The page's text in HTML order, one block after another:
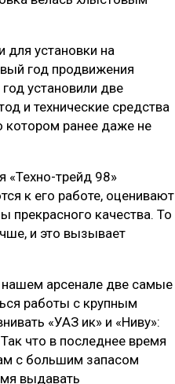
для установки на
год продвижения
установили две
и технические средства
котором ранее даже не
«Техно-трейд 98»
к его работе, оценивают
прекрасного качества. То
и это вызывает
арсенале две самые
работы с крупным
«УАЗ ик» и «Ниву»:
что в последнее время
с большим запасом
выдавать